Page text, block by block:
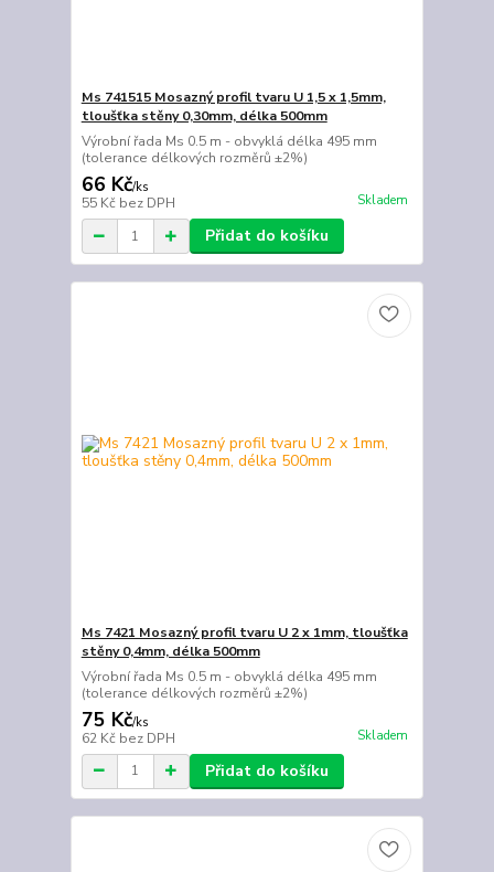
Ms 741515 Mosazný profil tvaru U 1,5 x 1,5mm,
tloušťka stěny 0,30mm, délka 500mm
Výrobní řada Ms 0.5 m - obvyklá délka 495 mm
(tolerance délkových rozměrů ±2%)
66 Kč/ks
55 Kč bez DPH Skladem
Přidat do košíku
Ms 7421 Mosazný profil tvaru U 2 x 1mm, tloušťka
stěny 0,4mm, délka 500mm
Výrobní řada Ms 0.5 m - obvyklá délka 495 mm
(tolerance délkových rozměrů ±2%)
75 Kč/ks
62 Kč bez DPH Skladem
Přidat do košíku